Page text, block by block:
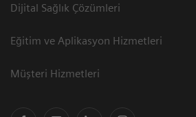
Dijital Sağlık Çözümleri
Eğitim ve Aplikasyon Hizmetleri
Müşteri Hizmetleri